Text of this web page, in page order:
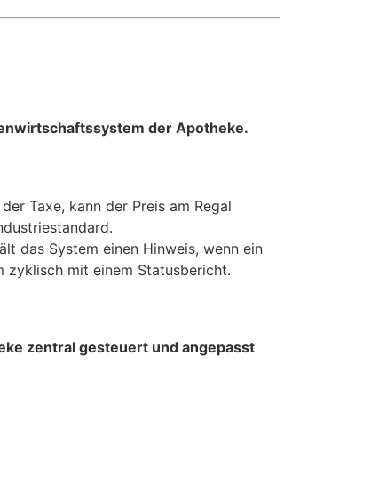
der Apotheke.
Taxe, kann der Preis am Regal
das System einen Hinweis, wenn ein
zyklisch mit einem Statusbericht.
zentral gesteuert und angepasst